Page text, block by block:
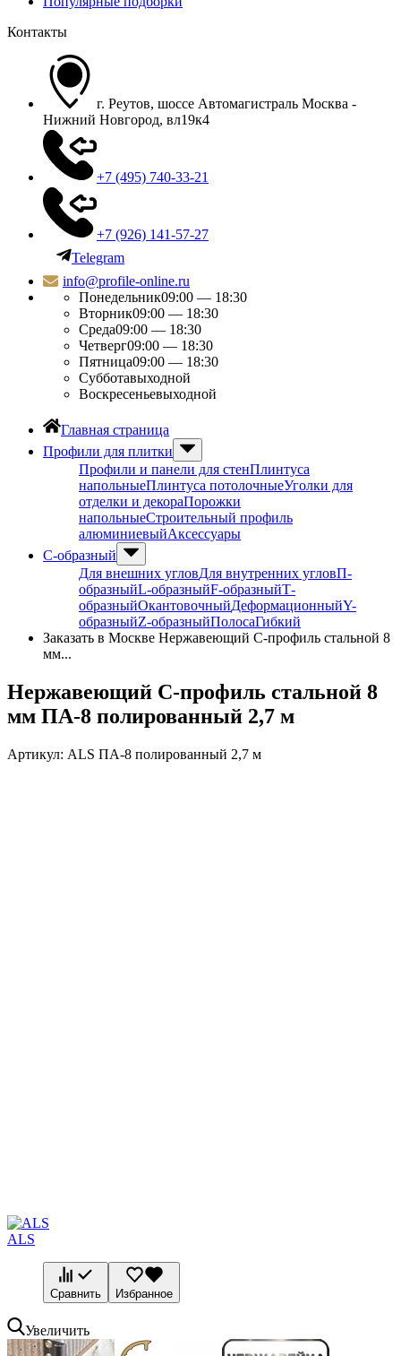
Контакты
г. Реутов, шоссе Автомагистраль Москва -
Нижний Новгород, вл19к4
+7 (495) 740-33-21
+7 (926) 141-57-27
Telegram
info@profile-online.ru
Понедельник09:00 — 18:30
Вторник09:00 — 18:30
Среда09:00 — 18:30
Четверг09:00 — 18:30
Пятница09:00 — 18:30
Субботавыходной
Воскресеньевыходной
Главная страница
Профили для плитки
Профили и панели для стенПлинтуса
напольныеПлинтуса потолочныеУголки для
отделки и декораПорожки
напольныеСтроительный профиль
алюминиевыйАксессуары
С-образный
Для внешних угловДля внутренних угловП-
образныйL-образныйF-образныйТ-
образныйОкантовочныйДеформационныйY-
образныйZ-образныйПолосаГибкий
Заказать в Москве Нержавеющий С-профиль стальной 8
мм...
Нержавеющий С-профиль стальной 8
мм ПА-8 полированный 2,7 м
Артикул: ALS ПА-8 полированный 2,7 м
ALS
Сравнить Избранное
Увеличить